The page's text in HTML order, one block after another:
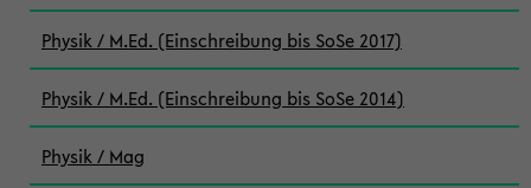
Physik / M.Ed. (Einschreibung bis SoSe 2017)
Physik / M.Ed. (Einschreibung bis SoSe 2014)
Physik / Mag